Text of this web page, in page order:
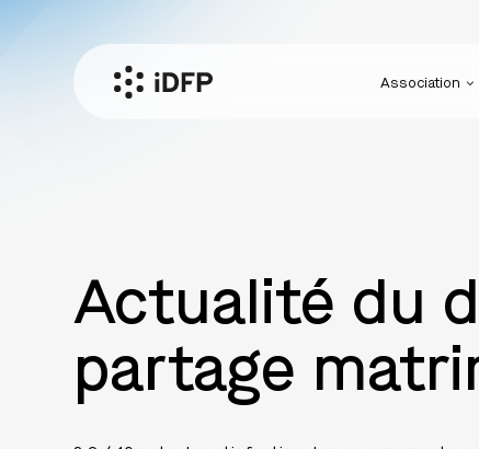
Association
Actualité du
partage